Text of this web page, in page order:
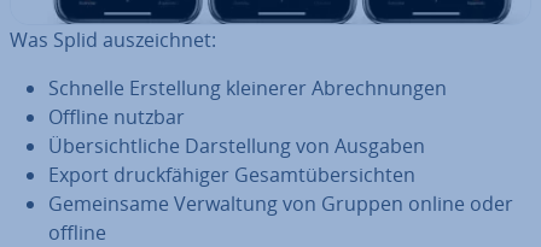
Was Splid aus­zeich­net:
Schnelle Er­stel­lung kleinerer Ab­rech­nun­gen
Offline nutzbar
Über­sicht­li­che Dar­stel­lung von Ausgaben
Export druck­fä­hi­ger Ge­samt­über­sich­ten
Ge­mein­sa­me Ver­wal­tung von Gruppen online oder
offline